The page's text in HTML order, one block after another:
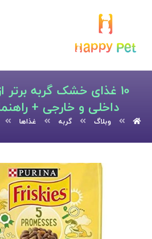
10 غذای خشک گربه برتر
داخلی و خارجی +
وبلاگ گربه غذاها